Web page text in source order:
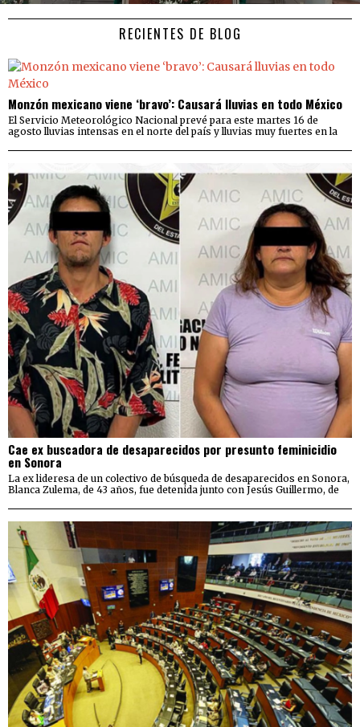
RECIENTES DE BLOG
Monzón mexicano viene ‘bravo’: Causará lluvias en todo México
El Servicio Meteorológico Nacional prevé para este martes 16 de
agosto lluvias intensas en el norte del país y lluvias muy fuertes en la
Cae ex buscadora de desaparecidos por presunto feminicidio
en Sonora
La ex lideresa de un colectivo de búsqueda de desaparecidos en Sonora,
Blanca Zulema, de 43 años, fue detenida junto con Jesús Guillermo, de